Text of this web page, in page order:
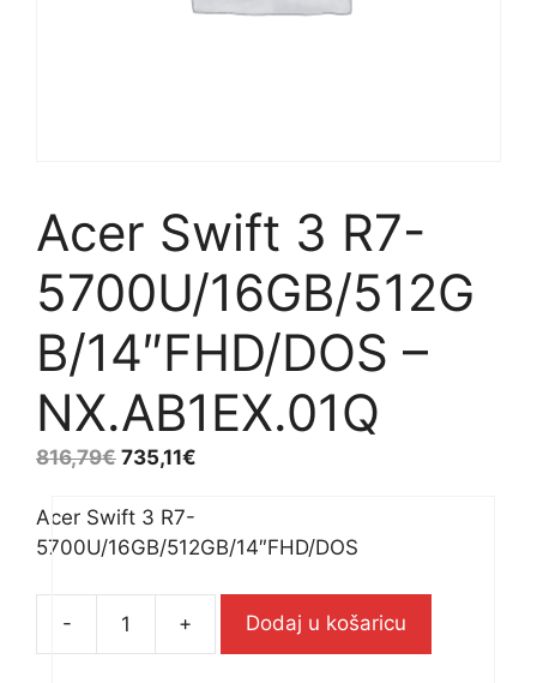
Acer Swift 3 R7-
5700U/16GB/512G
B/14″FHD/DOS –
NX.AB1EX.01Q
816,79€ 735,11€
Acer Swift 3 R7-
5700U/16GB/512GB/14″FHD/DOS
-
Acer
+ Dodaj u košaricu